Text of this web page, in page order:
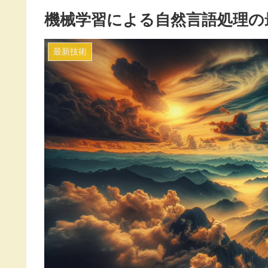
機械学習による自然言語処理
最新技術